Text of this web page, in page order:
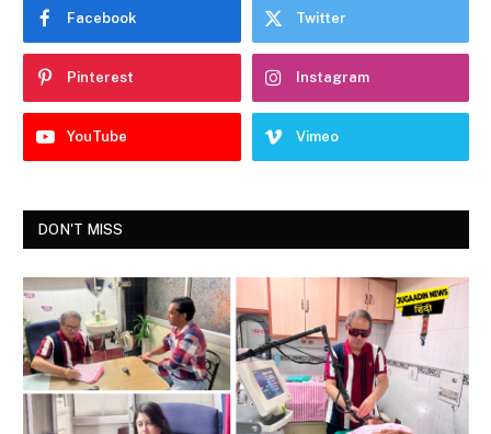
Facebook Twitter
Pinterest Instagram
YouTube Vimeo
DON'T MISS